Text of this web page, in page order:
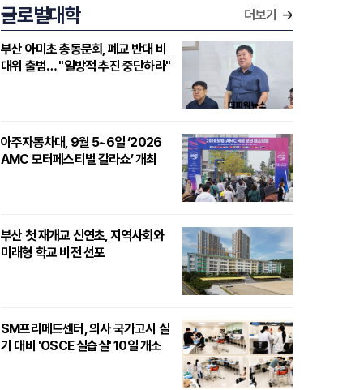
글로벌대학 더보기
부산 아미초 총동문회, 폐교 반대 비
대위 출범… "일방적 추진 중단하라"
아주자동차대, 9월 5~6일 ‘2026
AMC 모터페스티벌 갈라쇼’ 개최
부산 첫 재개교 신연초, 지역사회와
미래형 학교 비전 선포
SM프리메드센터, 의사 국가고시 실
기 대비 'OSCE 실습실' 10일 개소